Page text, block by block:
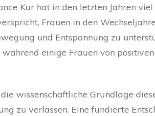
Kur hat in den letzten Jahren
Frauen in den
und Entspannung zu
einige Frauen von
wissenschaftliche Grundlage
zu verlassen. Eine fundierte